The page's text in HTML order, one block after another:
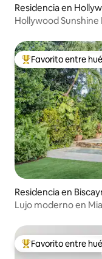
Residencia en
Hollywood Sunshine
De los mejores en
Favorito entre
Residencia en
Lujo moderno en
De los mejores en
Favorito entre